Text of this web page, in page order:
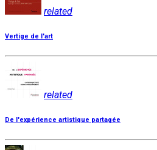
related
Vertige de l'art
related
De l'expérience artistique partagée